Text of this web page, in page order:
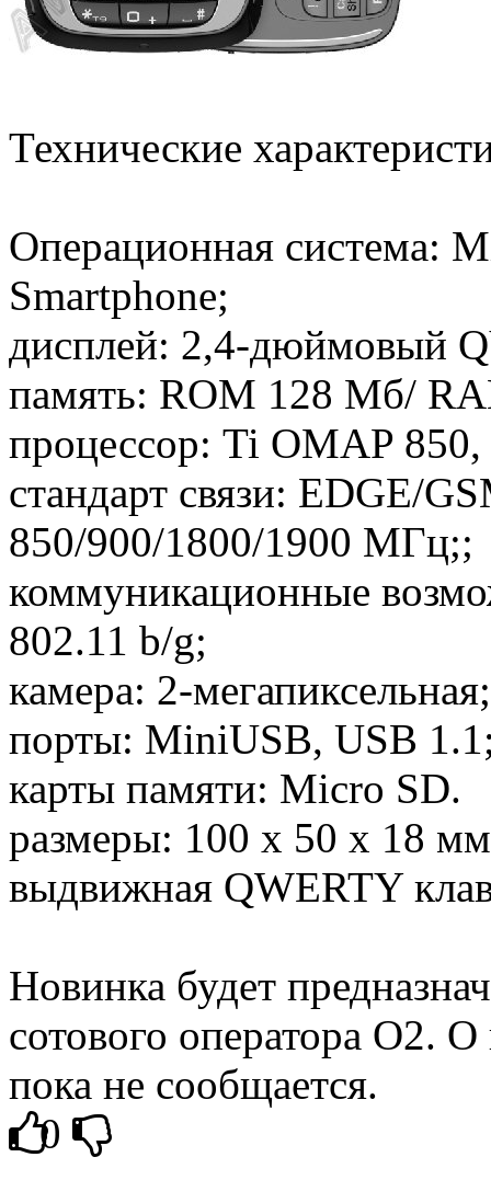
Технические
Операционная система:
Smartphone;
дисплей: 2,4-дюймовый
память: ROM 128 Мб/
процессор: Ti OMAP
стандарт связи: EDGE/
850/900/1800/1900 МГц;;
коммуникационные
802.11 b/g;
камера: 2-мегапиксельная;
порты: MiniUSB, USB
карты памяти: Micro SD.
размеры: 100 x 50 x 18
выдвижная QWERTY
Новинка будет
сотового оператора O2.
пока не сообщается.
0